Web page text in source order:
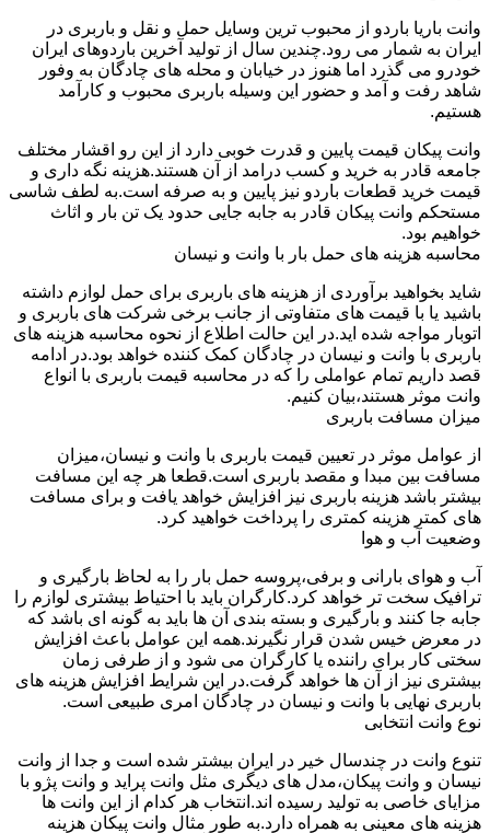
وانت باریا باردو از محبوب ترین وسایل حمل و نقل و باربری در
ایران به شمار می رود.چندین سال از تولید آخرین باردوهای ایران
خودرو می گذرد اما هنوز در خیابان و محله های چادگان به وفور
شاهد رفت و آمد و حضور این وسیله باربری محبوب و کارآمد
هستیم.
وانت پیکان قیمت پایین و قدرت خوبی دارد از این رو اقشار مختلف
جامعه قادر به خرید و کسب درامد از آن هستند.هزینه نگه داری و
قیمت خرید قطعات باردو نیز پایین و به صرفه است.به لطف شاسی
مستحکم وانت پیکان قادر به جابه جایی حدود یک تن بار و اثاث
خواهیم بود.
محاسبه هزینه های حمل بار با وانت و نیسان
شاید بخواهید برآوردی از هزینه های باربری برای حمل لوازم داشته
باشید یا با قیمت های متفاوتی از جانب برخی شرکت های باربری و
اتوبار مواجه شده اید.در این حالت اطلاع از نحوه محاسبه هزینه های
باربری با وانت و نیسان در چادگان کمک کننده خواهد بود.در ادامه
قصد داریم تمام عواملی را که در محاسبه قیمت باربری با انواع
وانت موثر هستند،بیان کنیم.
میزان مسافت باربری
از عوامل موثر در تعیین قیمت باربری با وانت و نیسان،میزان
مسافت بین مبدا و مقصد باربری است.قطعا هر چه این مسافت
بیشتر باشد هزینه باربری نیز افزایش خواهد یافت و برای مسافت
های کمتر هزینه کمتری را پرداخت خواهید کرد.
وضعیت آب و هوا
آب و هوای بارانی و برفی،پروسه حمل بار را به لحاظ بارگیری و
ترافیک سخت تر خواهد کرد.کارگران باید با احتیاط بیشتری لوازم را
جابه جا کنند و بارگیری و بسته بندی آن ها باید به گونه ای باشد که
در معرض خیس شدن قرار نگیرند.همه این عوامل باعث افزایش
سختی کار برای راننده یا کارگران می شود و از طرفی زمان
بیشتری نیز از آن ها خواهد گرفت.در این شرایط افزایش هزینه های
باربری نهایی با وانت و نیسان در چادگان امری طبیعی است.
نوع وانت انتخابی
تنوع وانت در چندسال خیر در ایران بیشتر شده است و جدا از وانت
نیسان و وانت پیکان،مدل های دیگری مثل وانت پراید و وانت پژو با
مزایای خاصی به تولید رسیده اند.انتخاب هر کدام از این وانت ها
هزینه های معینی به همراه دارد.به طور مثال وانت پیکان هزینه